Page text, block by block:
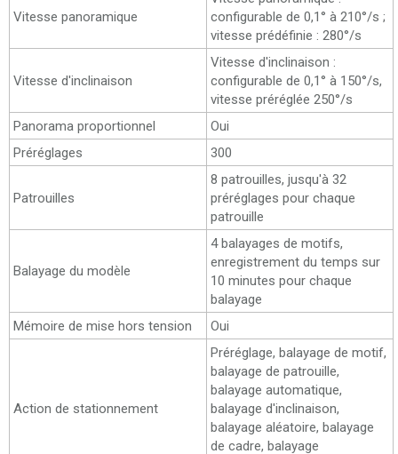
Vitesse panoramique
configurable de 0,1° à 210°/s ;
vitesse prédéfinie : 280°/s
Vitesse d'inclinaison
Vitesse d'inclinaison :
configurable de 0,1° à 150°/s,
vitesse préréglée 250°/s
Panorama proportionnel
Oui
Préréglages
300
Patrouilles
8 patrouilles, jusqu'à 32
préréglages pour chaque
patrouille
Balayage du modèle
4 balayages de motifs,
enregistrement du temps sur
10 minutes pour chaque
balayage
Mémoire de mise hors tension
Oui
Action de stationnement
Préréglage, balayage de motif,
balayage de patrouille,
balayage automatique,
balayage d'inclinaison,
balayage aléatoire, balayage
de cadre, balayage